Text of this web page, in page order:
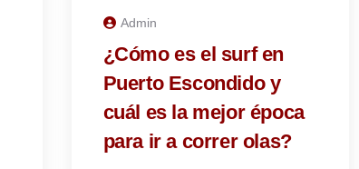
Admin
¿Cómo es el surf en
Puerto Escondido y
cuál es la mejor época
para ir a correr olas?